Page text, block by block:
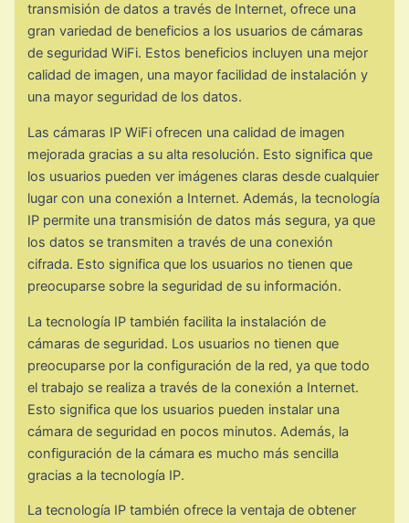
transmisión de datos a través de Internet, ofrece una
gran variedad de beneficios a los usuarios de cámaras
de seguridad WiFi. Estos beneficios incluyen una mejor
calidad de imagen, una mayor facilidad de instalación y
una mayor seguridad de los datos.
Las cámaras IP WiFi ofrecen una calidad de imagen
mejorada gracias a su alta resolución. Esto significa que
los usuarios pueden ver imágenes claras desde cualquier
lugar con una conexión a Internet. Además, la tecnología
IP permite una transmisión de datos más segura, ya que
los datos se transmiten a través de una conexión
cifrada. Esto significa que los usuarios no tienen que
preocuparse sobre la seguridad de su información.
La tecnología IP también facilita la instalación de
cámaras de seguridad. Los usuarios no tienen que
preocuparse por la configuración de la red, ya que todo
el trabajo se realiza a través de la conexión a Internet.
Esto significa que los usuarios pueden instalar una
cámara de seguridad en pocos minutos. Además, la
configuración de la cámara es mucho más sencilla
gracias a la tecnología IP.
La tecnología IP también ofrece la ventaja de obtener